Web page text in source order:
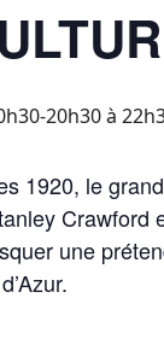
20h30à
1920, le
Crawford
une